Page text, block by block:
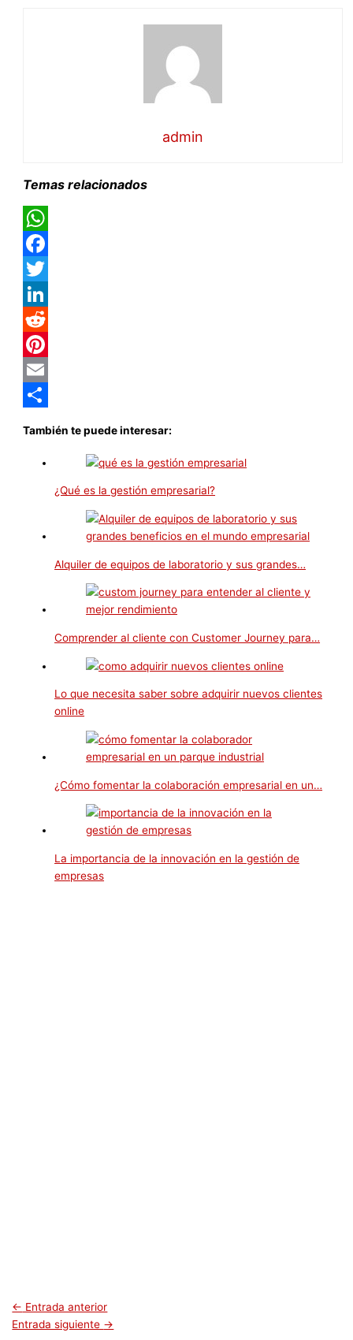
admin
Temas relacionados
WhatsApp
Facebook
Twitter
LinkedIn
Reddit
Pinterest
Email
También te puede interesar:
¿Qué es la gestión empresarial?
Alquiler de equipos de laboratorio y sus grandes…
Comprender al cliente con Customer Journey para…
Lo que necesita saber sobre adquirir nuevos clientes
online
¿Cómo fomentar la colaboración empresarial en un…
La importancia de la innovación en la gestión de
empresas
← Entrada anterior
Entrada siguiente →